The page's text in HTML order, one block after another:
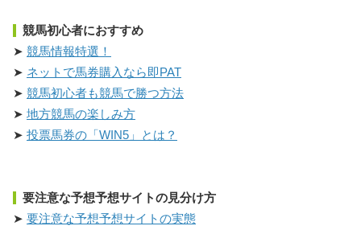
競馬初心者におすすめ
競馬情報特選！
ネットで馬券購入なら即PAT
競馬初心者も競馬で勝つ方法
地方競馬の楽しみ方
投票馬券の「WIN5」とは？
要注意な予想予想サイトの見分け方
要注意な予想予想サイトの実態